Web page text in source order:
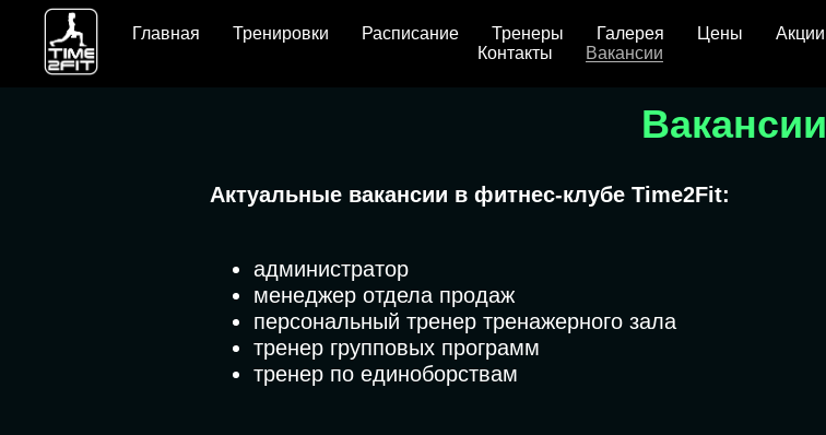
Главная Тренировки Расписание Тренеры Галерея Цены Акции
Контакты
Вакансии
Вакансии
Актуальные вакансии в фитнес-клубе Time2Fit:
администратор
менеджер отдела продаж
персональный тренер тренажерного зала
тренер групповых программ
тренер по единоборствам